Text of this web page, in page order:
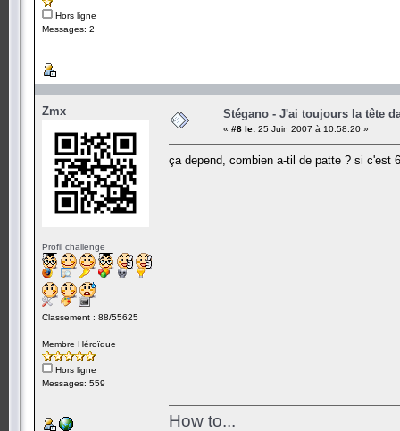
Hors ligne
Messages: 2
Zmx
Profil challenge
Classement : 88/55625
Membre Héroïque
Hors ligne
Messages: 559
Stégano - J'ai toujours la tête
« #8 le: 25 Juin 2007 à 10:58:20 »
ça depend, combien a-til de patte ? si c'est
How to...